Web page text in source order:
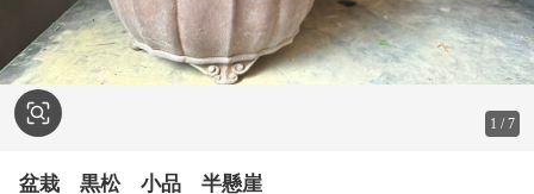
1 /7
盆栽 黒松 小品 半懸崖